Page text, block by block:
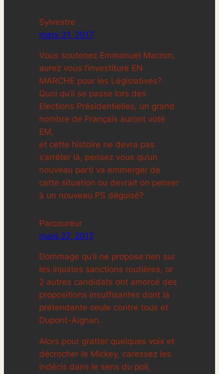
Sylvestre
mars 31, 2017
Vous soutenez Emmanuel Macron,
aurez vous l’investiture EN
MARCHE pour les Législatives?
Quoi qu’il se passe lors des
Elections Présidentielles, un grand
nombre de Français auront voté
EM,
et cette histoire ne devra pas
s’arrêter là, pensez vous qu’un
nouveau parti va emmerger de
cette situation ou devrait on penser
à un nouveau PS déguisé?
Parcoureur
mars 27, 2017
Dommage qu’il ne propose rien sur
les injustes sanctions routières, or
2 autres candidats ont amorcé des
propositions insuffisantes dont la
prétendante seule contre tous et
Dupont-Aignan.
Alors pour gratter quelques voix et
décrocher le Mickey, caressez les
indécis dans le sens du poil,